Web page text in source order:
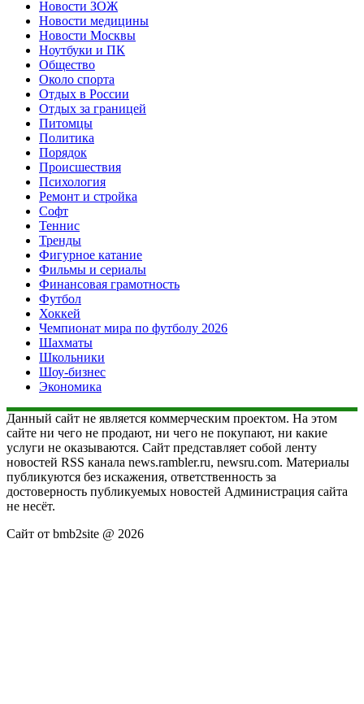
Новости ЗОЖ
Новости медицины
Новости Москвы
Ноутбуки и ПК
Общество
Около спорта
Отдых в России
Отдых за границей
Питомцы
Политика
Порядок
Происшествия
Психология
Ремонт и стройка
Софт
Теннис
Тренды
Фигурное катание
Фильмы и сериалы
Финансовая грамотность
Футбол
Хоккей
Чемпионат мира по футболу 2026
Шахматы
Школьники
Шоу-бизнес
Экономика
Данный сайт не является коммерческим проектом. На этом
сайте ни чего не продают, ни чего не покупают, ни какие
услуги не оказываются. Сайт представляет собой ленту
новостей RSS канала news.rambler.ru, newsru.com. Материалы
публикуются без искажения, ответственность за
достоверность публикуемых новостей Администрация сайта
не несёт.
Сайт от bmb2site @ 2026